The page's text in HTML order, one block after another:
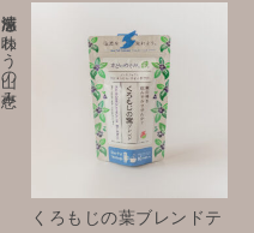
くろもじの葉ブレンドテ
清涼感を味わう山の恵み